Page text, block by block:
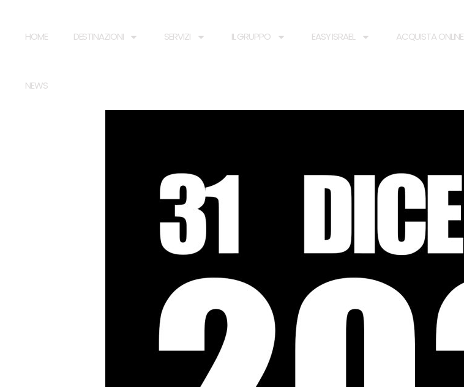
HOME DESTINAZIONI SERVIZI IL GRUPPO EASY ISRAEL ACQUISTA ONLINE
NEWS